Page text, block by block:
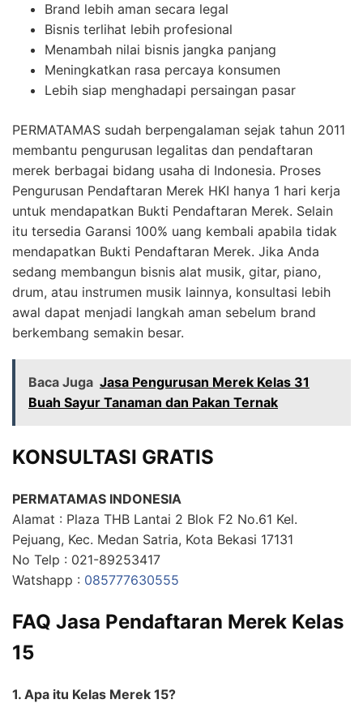
Brand lebih aman secara legal
Bisnis terlihat lebih profesional
Menambah nilai bisnis jangka panjang
Meningkatkan rasa percaya konsumen
Lebih siap menghadapi persaingan pasar
PERMATAMAS sudah berpengalaman sejak tahun 2011
membantu pengurusan legalitas dan pendaftaran
merek berbagai bidang usaha di Indonesia. Proses
Pengurusan Pendaftaran Merek HKI hanya 1 hari kerja
untuk mendapatkan Bukti Pendaftaran Merek. Selain
itu tersedia Garansi 100% uang kembali apabila tidak
mendapatkan Bukti Pendaftaran Merek. Jika Anda
sedang membangun bisnis alat musik, gitar, piano,
drum, atau instrumen musik lainnya, konsultasi lebih
awal dapat menjadi langkah aman sebelum brand
berkembang semakin besar.
Baca Juga Jasa Pengurusan Merek Kelas 31
Buah Sayur Tanaman dan Pakan Ternak
KONSULTASI GRATIS
PERMATAMAS INDONESIA
Alamat : Plaza THB Lantai 2 Blok F2 No.61 Kel.
Pejuang, Kec. Medan Satria, Kota Bekasi 17131
No Telp : 021-89253417
Watshapp : 085777630555
FAQ Jasa Pendaftaran Merek Kelas
15
1. Apa itu Kelas Merek 15?